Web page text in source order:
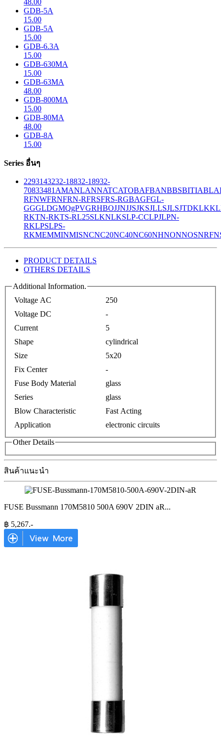
GDB-5A
15.00
GDB-5A
15.00
GDB-6.3A
15.00
GDB-630MA
15.00
GDB-63MA
48.00
GDB-800MA
15.00
GDB-80MA
48.00
GDB-8A
15.00
Series อื่นๆ
2293143232-18832-18932-
70833481 AMANLANNATCATOBAFBANBBSBITIABLA
RFNWFRNFRN-RFRSFRS-RGBAGFGL-
GGGLDGMQgPVGRHBOJJNJJSJKSJLLSJLSJTDKLK
RKTN-RKTS-RL25SLKNLKSLP-CCLPJLPN-
RKLPSLPS-
RKMEMMINMISNCNC20NC40NC60NHNONNOSNRF
PRODUCT DETAILS
OTHERS DETAILS
Additional Information.
Voltage AC
250
Voltage DC
-
Current
5
Shape
cylindrical
Size
5x20
Fix Center
-
Fuse Body Material
glass
Series
glass
Blow Characteristic
Fast Acting
Application
electronic circuits
Other Details
สินค้าแนะนำ
FUSE Bussmann 170M5810 500A 690V 2DIN aR...
฿ 5,267.-